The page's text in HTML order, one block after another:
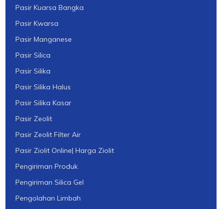
Pasir Kuarsa Bangka
Pasir Kwarsa
Pasir Manganese
Pasir Silica
Pasir Silika
Pasir Silika Halus
Pasir Silika Kasar
Pasir Zeolit
Pasir Zeolit Filter Air
Pasir Ziolit Online| Harga Ziolit
Pengiriman Produk
Pengiriman Silica Gel
Pengolahan Limbah